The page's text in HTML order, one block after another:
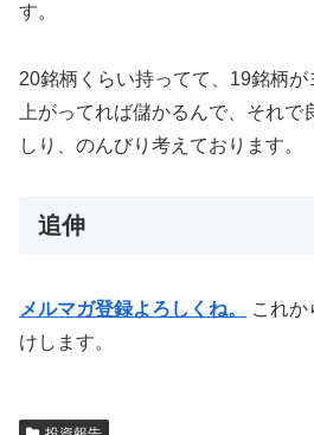
す。
20銘柄くらい持ってて、19銘柄
上がってれば儲かるんで、それで
しり、のんびり考えております。
追伸
メルマガ登録よろしくね。
これか
けします。